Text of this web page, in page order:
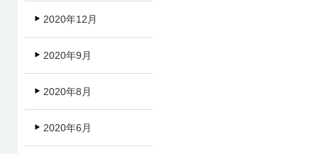
2020年12月
2020年9月
2020年8月
2020年6月